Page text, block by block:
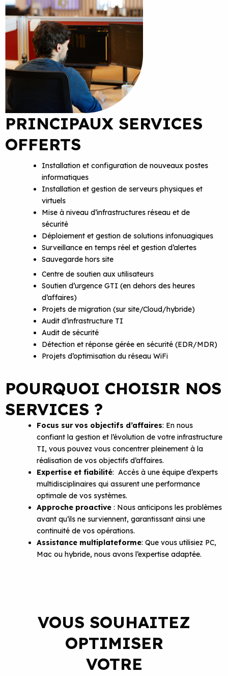
PRINCIPAUX SERVICES
OFFERTS
Installation et configuration de nouveaux postes
informatiques
Installation et gestion de serveurs physiques et
virtuels
Mise à niveau d’infrastructures réseau et de
sécurité
Déploiement et gestion de solutions infonuagiques
Surveillance en temps réel et gestion d’alertes
Sauvegarde hors site
Centre de soutien aux utilisateurs
Soutien d’urgence GTI (en dehors des heures
d’affaires)
Projets de migration (sur site/Cloud/hybride)
Audit d’infrastructure TI
Audit de sécurité
Détection et réponse gérée en sécurité (EDR/MDR)
Projets d’optimisation du réseau WiFi
POURQUOI CHOISIR NOS
SERVICES ?
Focus sur vos objectifs d’affaires: En nous
confiant la gestion et l’évolution de votre infrastructure
TI, vous pouvez vous concentrer pleinement à la
réalisation de vos objectifs d’affaires.
Expertise et fiabilité: Accès à une équipe d’experts
multidisciplinaires qui assurent une performance
optimale de vos systèmes.
Approche proactive : Nous anticipons les problèmes
avant qu’ils ne surviennent, garantissant ainsi une
continuité de vos opérations.
Assistance multiplateforme: Que vous utilisiez PC,
Mac ou hybride, nous avons l’expertise adaptée.
VOUS SOUHAITEZ
OPTIMISER
VOTRE